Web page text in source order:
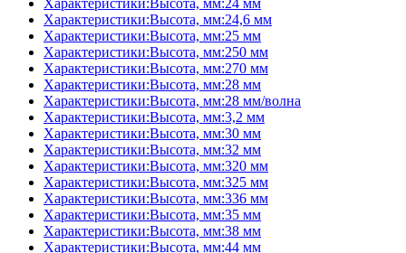
Характеристики:Высота, мм:24 мм
Характеристики:Высота, мм:24,6 мм
Характеристики:Высота, мм:25 мм
Характеристики:Высота, мм:250 мм
Характеристики:Высота, мм:270 мм
Характеристики:Высота, мм:28 мм
Характеристики:Высота, мм:28 мм/волна
Характеристики:Высота, мм:3,2 мм
Характеристики:Высота, мм:30 мм
Характеристики:Высота, мм:32 мм
Характеристики:Высота, мм:320 мм
Характеристики:Высота, мм:325 мм
Характеристики:Высота, мм:336 мм
Характеристики:Высота, мм:35 мм
Характеристики:Высота, мм:38 мм
Характеристики:Высота, мм:44 мм